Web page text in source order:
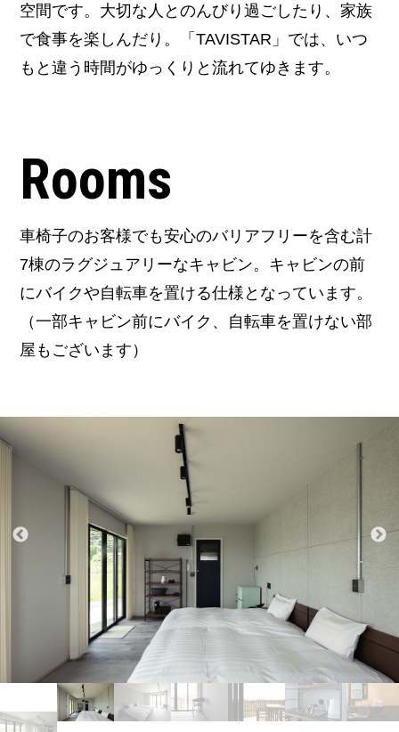
空間です。大切な人とのんびり過ごしたり、家族
で食事を楽しんだり。「TAVISTAR」では、いつ
もと違う時間がゆっくりと流れてゆきます。
Rooms
車椅子のお客様でも安心のバリアフリーを含む計
7棟のラグジュアリーなキャビン。キャビンの前
にバイクや自転車を置ける仕様となっています。
（一部キャビン前にバイク、自転車を置けない部
屋もございます）